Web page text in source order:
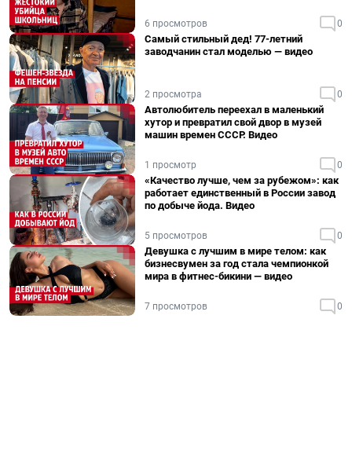
6 просмотров 0
Самый стильный дед! 77-летний
заводчанин стал моделью — видео
2 просмотра 0
Автолюбитель переехал в маленький
хутор и превратил свой двор в музей
машин времен СССР. Видео
1 просмотр 0
«Качество лучше, чем за рубежом»: как
работает единственный в России завод
по добыче йода. Видео
5 просмотров 0
Девушка с лучшим в мире телом: как
бизнесвумен за год стала чемпионкой
мира в фитнес-бикини — видео
7 просмотров 0